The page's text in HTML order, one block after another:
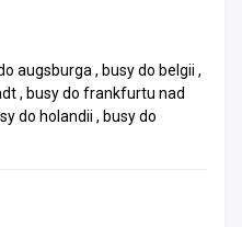
augsburga , busy do belgii ,
, busy do frankfurtu nad
do holandii , busy do